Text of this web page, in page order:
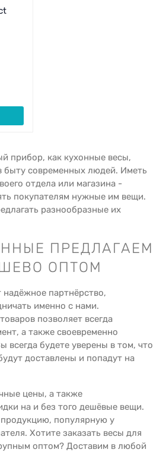
прибор, как кухонные весы,
быту современных людей. Иметь
отдела или магазина -
покупателям нужные им вещи.
разнообразные их
ПРЕДЛАГАЕМ
ОПТОМ
надёжное партнёрство,
именно с нами.
позволяет всегда
а также своевременно
всегда будете уверены в том, что
доставлены и попадут на
цены, а также
на и без того дешёвые вещи.
популярную у
Хотите заказать весы для
оптом? Доставим в любой